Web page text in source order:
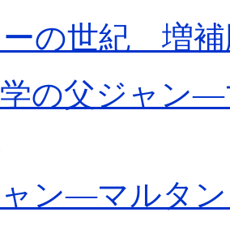
ーの世紀 増
の父ジャン
ン―マルタン